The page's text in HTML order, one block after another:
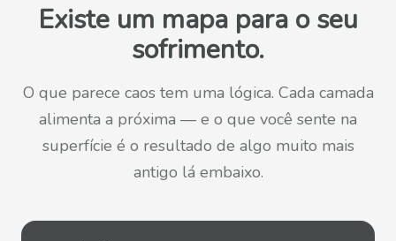
Existe um mapa para o seu
sofrimento.
O que parece caos tem uma lógica. Cada camada
alimenta a próxima — e o que você sente na
superfície é o resultado de algo muito mais
antigo lá embaixo.